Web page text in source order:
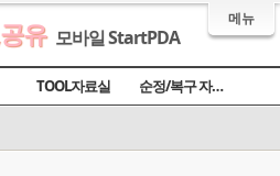
메뉴
유 모바일 StartPDA
TOOL자료실 순정/복구 자료실